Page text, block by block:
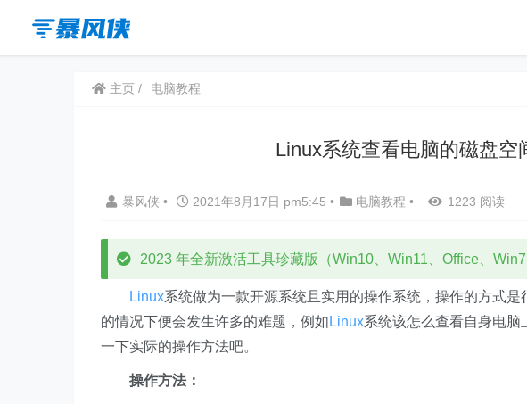
主页 电脑教程
Linux系统查看电脑的磁盘空
暴风侠 • 2021年8月17日 pm5:45 • 电脑教程 • 1223 阅读
2023 年全新激活工具珍藏版（Win10、Win11、Office、Win7
Linux系统做为一款开源系统且实用的操作系统，操作的方式
的情况下便会发生许多的难题，例如 Linux系统该怎么查看自身电
一下实际的操作方法吧。
操作方法：